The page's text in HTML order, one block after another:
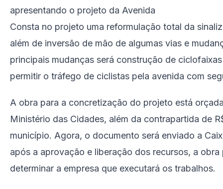
apresentando o projeto da Avenida
Consta no projeto uma reformulação total da
além de inversão de mão de algumas vias e
principais mudanças será construção de
permitir o tráfego de ciclistas pela avenida com
A obra para a concretização do projeto está
Ministério das Cidades, além da contrapartida de
município. Agora, o documento será enviado a
após a aprovação e liberação dos recursos, a
determinar a empresa que executará os trabalhos.